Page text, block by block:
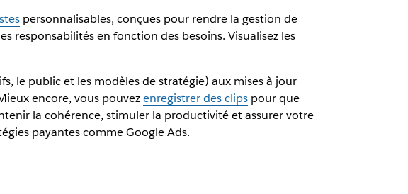
personnalisables, conçues pour rendre la gestion de
responsabilités en fonction des besoins. Visualisez les
le public et les modèles de stratégie) aux mises à jour
encore, vous pouvezenregistrer des clipspour que
la cohérence, stimuler la productivité et assurer votre
payantes comme Google Ads.